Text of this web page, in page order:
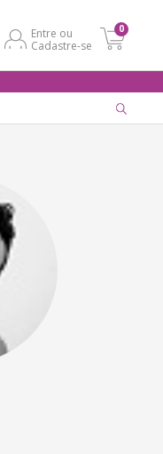
Entre ou
Cadastre-se
0